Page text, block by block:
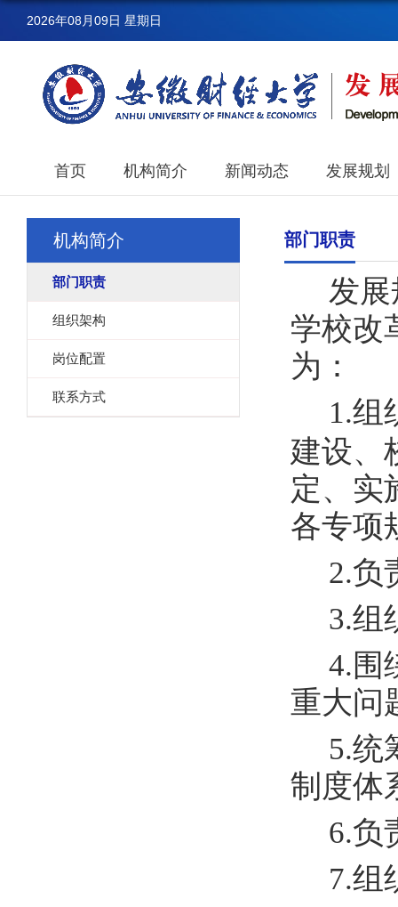
2026年08月09日 星期日
首页 机构简介 新闻动态 发展规划
机构简介
部门职责
组织架构
岗位配置
联系方式
部门职责
发
学校改
为：
1.组
建设、
定、实
各专项
2.负
3.组
4.围
重大问
5.统
制度体
6.负
7.组